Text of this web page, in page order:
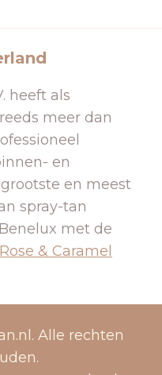
heeft als
meer dan
en
en meest
spray-tan
met de
Rose & Caramel
Alle rechten